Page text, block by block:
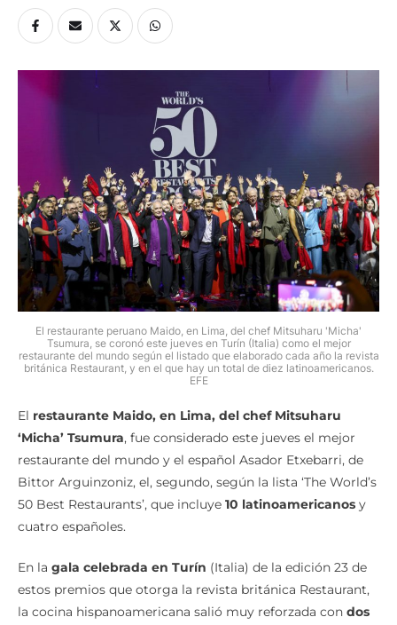
El restaurante peruano Maido, en Lima, del chef Mitsuharu 'Micha'
Tsumura, se coronó este jueves en Turín (Italia) como el mejor
restaurante del mundo según el listado que elaborado cada año la revista
británica Restaurant, y en el que hay un total de diez latinoamericanos.
EFE
El restaurante Maido, en Lima, del chef Mitsuharu
‘Micha’ Tsumura, fue considerado este jueves el mejor
restaurante del mundo y el español Asador Etxebarri, de
Bittor Arguinzoniz, el, segundo, según la lista ‘The World’s
50 Best Restaurants’, que incluye 10 latinoamericanos y
cuatro españoles.
En la gala celebrada en Turín (Italia) de la edición 23 de
estos premios que otorga la revista británica Restaurant,
la cocina hispanoamericana salió muy reforzada con dos